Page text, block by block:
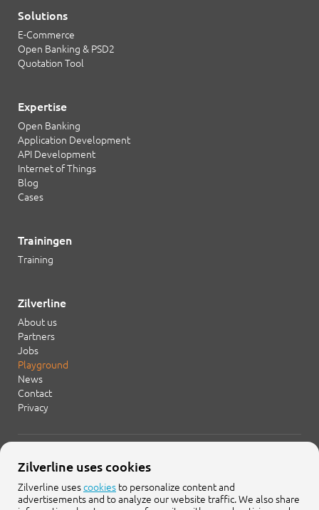
Solutions
E-Commerce
Open Banking & PSD2
Quotation Tool
Expertise
Open Banking
Application Development
API Development
Internet of Things
Blog
Cases
Trainingen
Training
Zilverline
About us
Partners
Jobs
Playground
News
Contact
Privacy
info@zilverline.com
Cruquiusweg 109-F
Zilverline uses cookies
Zilverline usescookies to personalize content and
advertisements and to analyze our website traffic. We also share